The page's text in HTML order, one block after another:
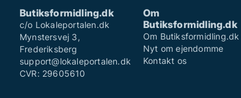
Butiksformidling.dk
c/o Lokaleportalen.dk
Mynstersvej 3,
Frederiksberg
support@lokaleportalen.dk
CVR: 29605610
Om
Butiksformidling.dk
Om Butiksformidling.dk
Nyt om ejendomme
Kontakt os